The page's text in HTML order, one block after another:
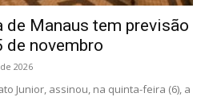
de Manaus tem previsão
de novembro
2026
Junior, assinou, na quinta-feira (6), a